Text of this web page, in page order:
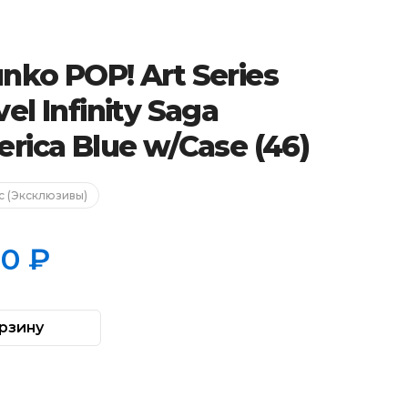
POP! Art Series
Infinity Saga
Blue w/Case (46)
(Эксклюзивы)
₽